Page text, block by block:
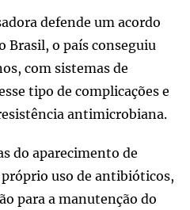
defende um acordo
Brasil, o país conseguiu
com sistemas de
tipo de complicações e
antimicrobiana.
do aparecimento de
uso de antibióticos,
para a manutenção do